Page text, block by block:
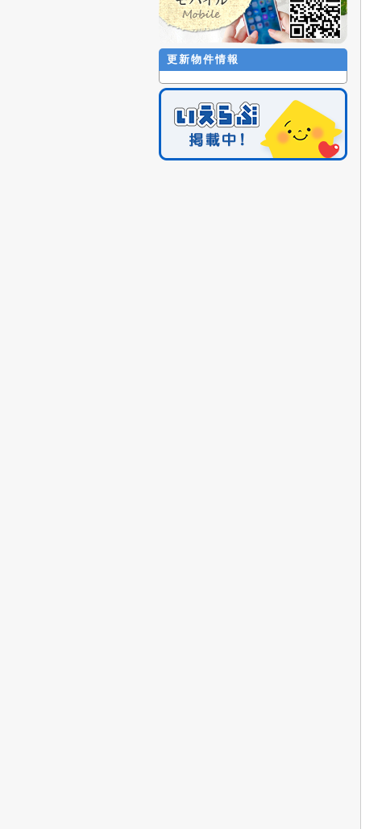
更新物件情報